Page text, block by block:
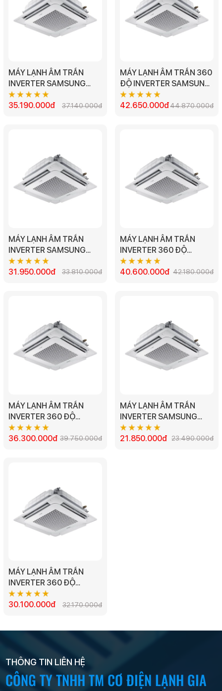
MÁY LẠNH ÂM TRẦN
INVERTER SAMSUNG
AC120TN4DKC/EA -
4.5HP
35.190.000đ 37.140.000đ
MÁY LẠNH ÂM TRẦN 360
ĐỘ INVERTER SAMSUNG
AC140TN4PKC/EA -
5.0HP
42.650.000đ44.870.000đ
MÁY LẠNH ÂM TRẦN
INVERTER SAMSUNG
AC100TN4DKC/EA - 4HP
31.950.000đ
33.810.000đ
MÁY LẠNH ÂM TRẦN
INVERTER 360 ĐỘ
SAMSUNG
AC120TN4PKC/EA -
40.600.000đ 42.180.000đ
MÁY LẠNH ÂM TRẦN
INVERTER 360 ĐỘ
SAMSUNG
AC100TN4PKC/EA -
36.300.000đ 39.750.000đ
MÁY LẠNH ÂM TRẦN
INVERTER SAMSUNG
AC052TN4DKC/EA 2HP
21.850.000đ 23.490.000đ
MÁY LẠNH ÂM TRẦN
INVERTER 360 ĐỘ
SAMSUNG
AC071TN4PKC/EA -
30.100.000đ 32.170.000đ
THÔNG TIN LIÊN HỆ
CÔNG TY TNHH TM CƠ ĐIỆN LẠNH GIA